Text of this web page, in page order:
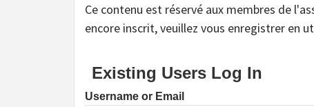
Ce contenu est réservé aux membres de
encore inscrit, veuillez vous enregistrer en
Existing Users Log In
Username or Email